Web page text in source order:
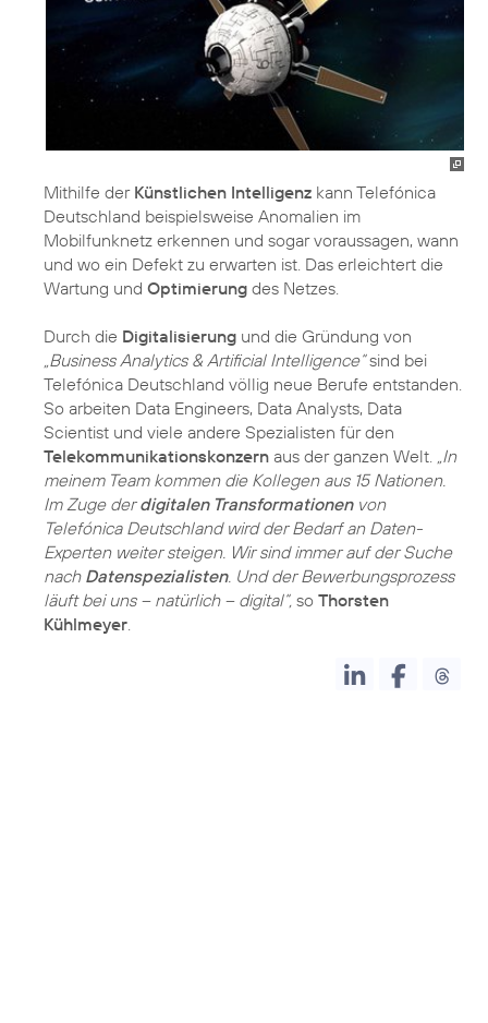
Mithilfe der Künstlichen Intelligenz kann Telefónica
Deutschland beispielsweise Anomalien im
Mobilfunknetz erkennen und sogar voraussagen, wann
und wo ein Defekt zu erwarten ist. Das erleichtert die
Wartung und Optimierung des Netzes.
Durch die Digitalisierung und die Gründung von
„Business Analytics & Artificial Intelligence“sind bei
Telefónica Deutschland völlig neue Berufe entstanden.
So arbeiten Data Engineers, Data Analysts, Data
Scientist und viele andere Spezialisten für den
Telekommunikationskonzern aus der ganzen Welt.
„In
meinem Team kommen die Kollegen aus 15 Nationen.
Im Zuge derdigitalen Transformationenvon
Telefónica Deutschland wird der Bedarf an Daten-
Experten weiter steigen. Wir sind immer auf der Suche
nach Datenspezialisten. Und der Bewerbungsprozess
läuft bei uns – natürlich – digital“, so Thorsten
Kühlmeyer